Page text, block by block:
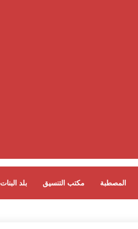
بلد البنات مكتب التنسيق المصطبة